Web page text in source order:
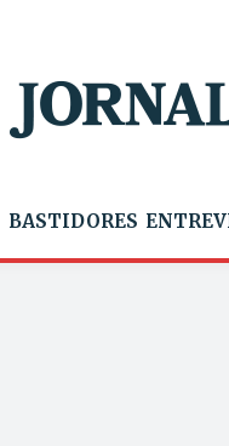
BASTIDORES